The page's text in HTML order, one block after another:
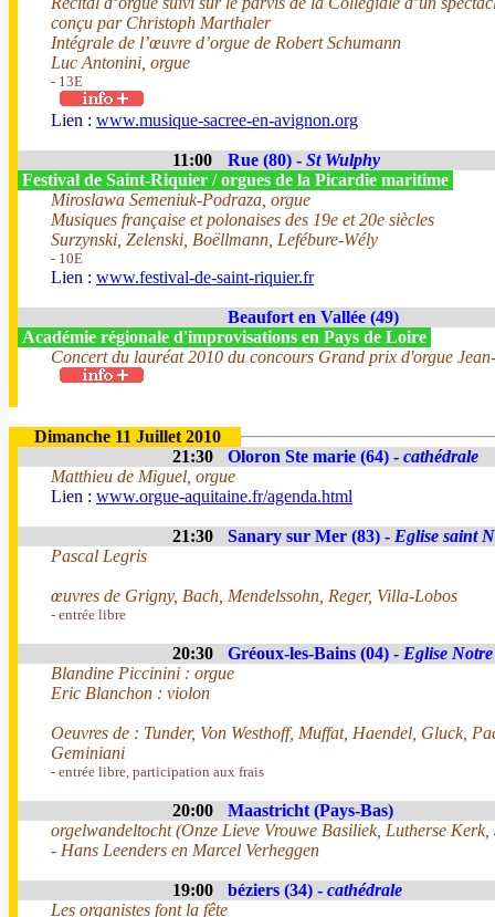
conçu par Christoph Marthaler
Intégrale de l’œuvre d’orgue de Robert Schumann
Luc Antonini, orgue
- 13E
Lien : www.musique-sacree-en-avignon.org
11:00 Rue (80) - St Wulphy
Festival de Saint-Riquier / orgues de la Picardie maritime
Miroslawa Semeniuk-Podraza, orgue
Musiques française et polonaises des 19e et 20e siècles
Surzynski, Zelenski, Boëllmann, Lefébure-Wély
- 10E
Lien : www.festival-de-saint-riquier.fr
Beaufort en Vallée (49)
Académie régionale d'improvisations en Pays de Loire
Concert du lauréat 2010 du concours Grand prix d'orgue
Dimanche 11 Juillet 2010
21:30
Oloron Ste marie (64) - cathédrale
Matthieu de Miguel, orgue
Lien : www.orgue-aquitaine.fr/agenda.html
21:30 Sanary sur Mer (83) - Eglise saint
Pascal Legris
œuvres de Grigny, Bach, Mendelssohn, Reger, Villa-Lobos
- entrée libre
20:30 Gréoux-les-Bains (04) - Eglise
Blandine Piccinini : orgue
Eric Blanchon : violon
Oeuvres de : Tunder, Von Westhoff, Muffat, Haendel, Gluck,
Geminiani
- entrée libre, participation aux frais
20:00
Maastricht (Pays-Bas)
orgelwandeltocht (Onze Lieve Vrouwe Basiliek, Lutherse
- Hans Leenders en Marcel Verheggen
19:00 béziers (34) - cathédrale
Les organistes font la fête